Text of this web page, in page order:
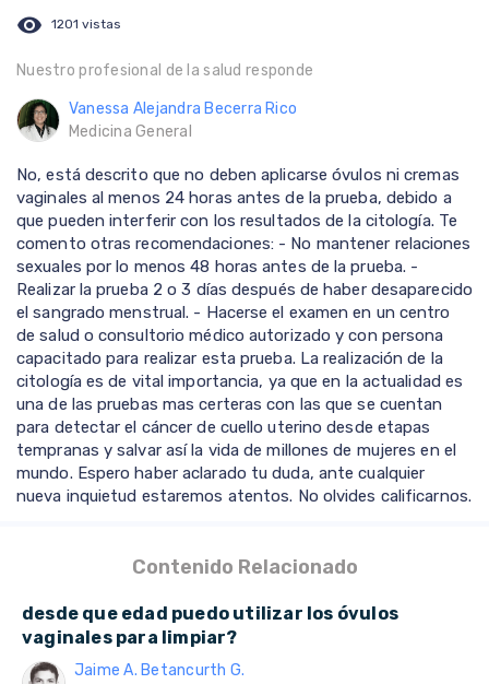
visibility 1201 vistas
Nuestro profesional de la salud responde
Vanessa Alejandra Becerra Rico
Medicina General
No, está descrito que no deben aplicarse óvulos ni cremas
vaginales al menos 24 horas antes de la prueba, debido a
que pueden interferir con los resultados de la citología. Te
comento otras recomendaciones: - No mantener relaciones
sexuales por lo menos 48 horas antes de la prueba. -
Realizar la prueba 2 o 3 días después de haber desaparecido
el sangrado menstrual. - Hacerse el examen en un centro
de salud o consultorio médico autorizado y con persona
capacitado para realizar esta prueba. La realización de la
citología es de vital importancia, ya que en la actualidad es
una de las pruebas mas certeras con las que se cuentan
para detectar el cáncer de cuello uterino desde etapas
tempranas y salvar así la vida de millones de mujeres en el
mundo. Espero haber aclarado tu duda, ante cualquier
nueva inquietud estaremos atentos. No olvides calificarnos.
Contenido Relacionado
desde que edad puedo utilizar los óvulos
vaginales para limpiar?
Jaime A. Betancurth G.